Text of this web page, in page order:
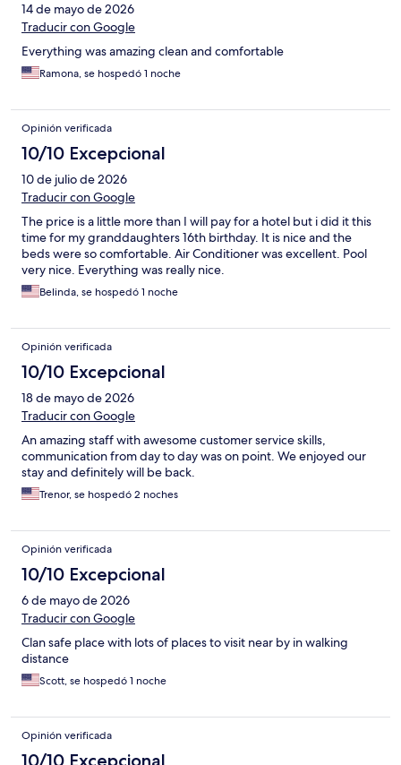
14 de mayo de 2026
Traducir con Google
Everything was amazing clean and comfortable
Ramona, se hospedó 1 noche
Opinión verificada
10/10 Excepcional
10 de julio de 2026
Traducir con Google
The price is a little more than I will pay for a hotel but i did it this
time for my granddaughters 16th birthday. It is nice and the
beds were so comfortable. Air Conditioner was excellent. Pool
very nice. Everything was really nice.
Belinda, se hospedó 1 noche
Opinión verificada
10/10 Excepcional
18 de mayo de 2026
Traducir con Google
An amazing staff with awesome customer service skills,
communication from day to day was on point. We enjoyed our
stay and definitely will be back.
Trenor, se hospedó 2 noches
Opinión verificada
10/10 Excepcional
6 de mayo de 2026
Traducir con Google
Clan safe place with lots of places to visit near by in walking
distance
Scott, se hospedó 1 noche
Opinión verificada